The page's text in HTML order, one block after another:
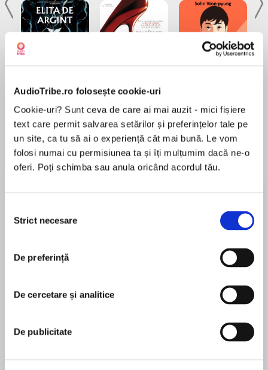
AudioTribe.ro folosește cookie-uri
Cookie-uri? Sunt ceva de care ai mai auzit - mici fișiere
text care permit salvarea setărilor și preferințelor tale pe
un site, ca tu să ai o experiență cât mai bună. Le vom
folosi numai cu permisiunea ta și îți mulțumim dacă ne-o
oferi. Poți schimba sau anula oricând acordul tău.
consimțământului
Strict necesare
De preferință
De cercetare și analitice
De publicitate
de...
Dani Francis
la...
Lauren Weisberger
Desprecarte
A fresh, witty, accessible life of Queen Victoria.
treated with such flourish or biographical
Reigning over a lifetime, Queen Victoria
which she lent her name. She championed
modern art and photography but resisted
education for the working classes and woman’s
suffrage; she advocated cultural imperialism,
În acest moment nu există recenzii
Matthew Dennison
Matthew Dennison is the author of seven critically
acclaimed works of non-fiction, including Behind